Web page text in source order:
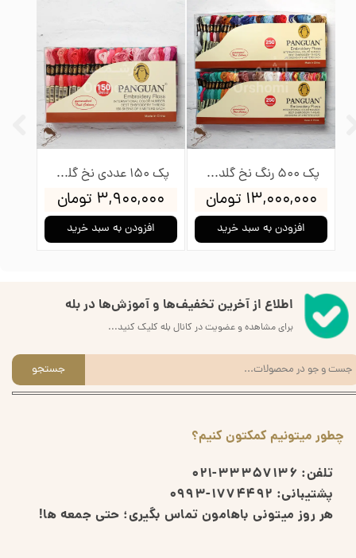
پک 150 عددی نخ گلدوزی پنگوئن
۳,۹۰۰,۰۰۰ تومان
افزودن به سبد خرید
پک 500 رنگ نخ گلدوزی پنگوئن
۱۳,۰۰۰,۰۰۰ تومان
افزودن به سبد خرید
چطور میتونیم کمکتون کنیم؟
تلفن: 33357136-021
پشتیبانی: 1774492-0993
هر روز میتونی باهامون تماس بگیری؛ حتی جمعه ها!
اطلاع از آخرین تخفیف‌ها و آموزش‌ها در بله
برای مشاهده و عضویت در کانال بله کلیک کنید...
جستجو